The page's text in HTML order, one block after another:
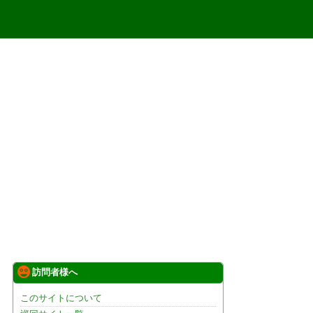
訪問者様へ
このサイトについて